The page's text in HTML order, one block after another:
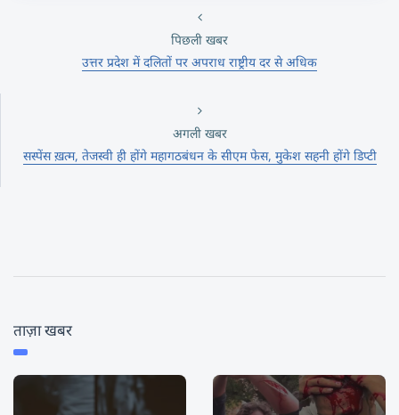
पिछली खबर
उत्तर प्रदेश में दलितों पर अपराध राष्ट्रीय दर से अधिक
अगली खबर
सस्पेंस ख़त्म, तेजस्वी ही होंगे महागठबंधन के सीएम फेस, मुकेश सहनी होंगे डिप्टी
ताज़ा खबर